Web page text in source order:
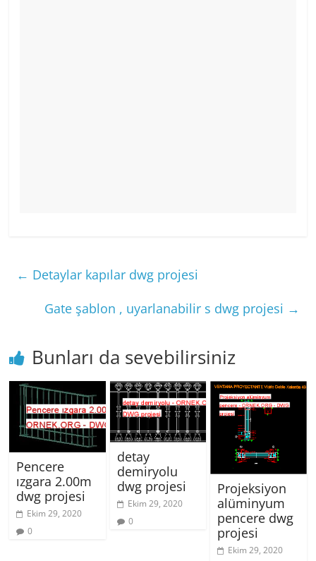
← Detaylar kapılar dwg projesi
Gate şablon , uyarlanabilir s dwg projesi →
Bunları da sevebilirsiniz
Pencere
ızgara 2.00m
dwg projesi
Ekim 29, 2020
0
detay
demiryolu
dwg projesi
Ekim 29, 2020
0
Projeksiyon
alüminyum
pencere dwg
projesi
Ekim 29, 2020